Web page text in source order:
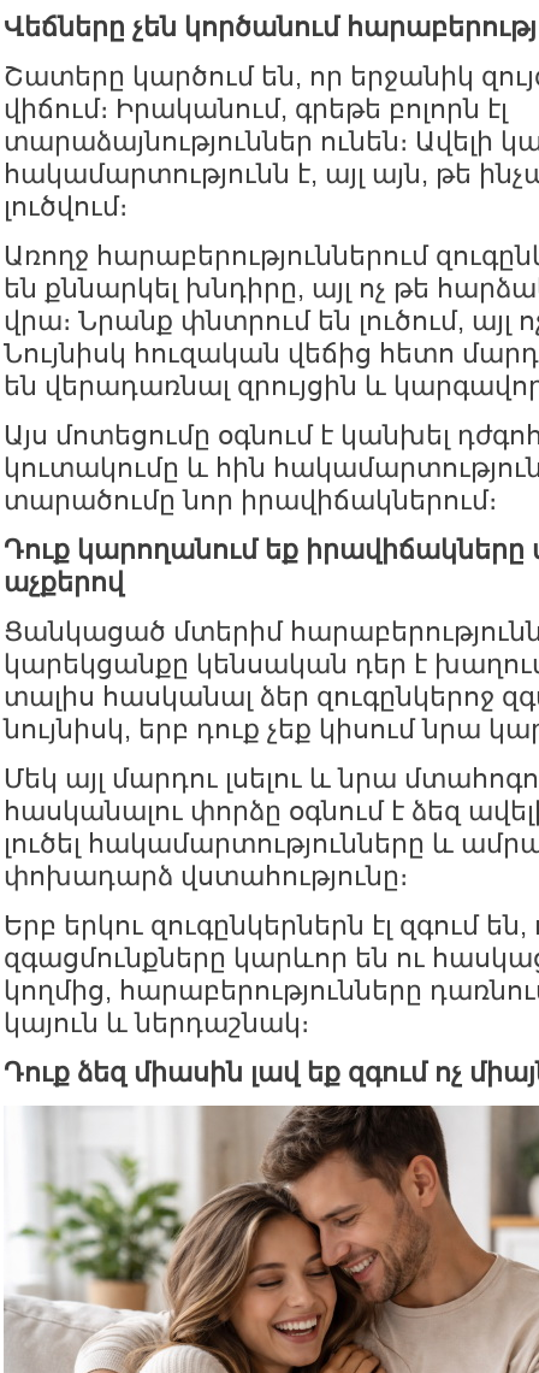
Վեճները չեն կործանում
Շատերը կարծում են, որ երջանիկ
վիճում։ Իրականում, գրեթե բոլորն էլ
տարաձայնություններ ունեն։ Ավելի
հակամարտությունն է, այլ այն, թե
լուծվում։
Առողջ հարաբերություններում
են քննարկել խնդիրը, այլ ոչ թե
վրա։ Նրանք փնտրում են լուծում, այլ
Նույնիսկ հուզական վեճից հետո
են վերադառնալ զրույցին և
Այս մոտեցումը օգնում է կանխել
կուտակումը և հին
տարածումը նոր իրավիճակներում։
Դուք կարողանում եք իրավիճակները
աչքերով
Ցանկացած մտերիմ
կարեկցանքը կենսական դեր է խաղում։
տալիս հասկանալ ձեր զուգընկերոջ
նույնիսկ, երբ դուք չեք կիսում նրա
Մեկ այլ մարդու լսելու և նրա
հասկանալու փորձը օգնում է ձեզ
լուծել հակամարտությունները և
փոխադարձ վստահությունը։
Երբ երկու զուգընկերներն էլ զգում
զգացմունքները կարևոր են ու
կողմից, հարաբերությունները
կայուն և ներդաշնակ։
Դուք ձեզ միասին լավ եք զգում ոչ